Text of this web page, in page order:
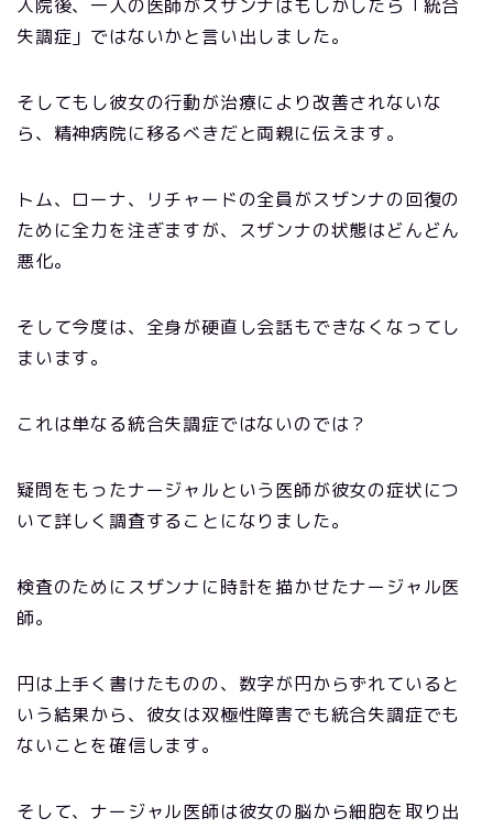
入院後、一人の医師がスザンナはもしかしたら「統合
失調症」ではないかと言い出しました。
そしてもし彼女の行動が治療により改善されないな
ら、精神病院に移るべきだと両親に伝えます。
トム、ローナ、リチャードの全員がスザンナの回復の
ために全力を注ぎますが、スザンナの状態はどんどん
悪化。
そして今度は、全身が硬直し会話もできなくなってし
まいます。
これは単なる統合失調症ではないのでは？
疑問をもったナージャルという医師が彼女の症状につ
いて詳しく調査することになりました。
検査のためにスザンナに時計を描かせたナージャル医
師。
円は上手く書けたものの、数字が円からずれていると
いう結果から、彼女は双極性障害でも統合失調症でも
ないことを確信します。
そして、ナージャル医師は彼女の脳から細胞を取り出